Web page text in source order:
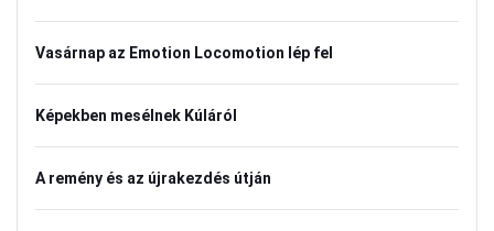
Vasárnap az Emotion Locomotion lép fel
Képekben mesélnek Kúláról
A remény és az újrakezdés útján